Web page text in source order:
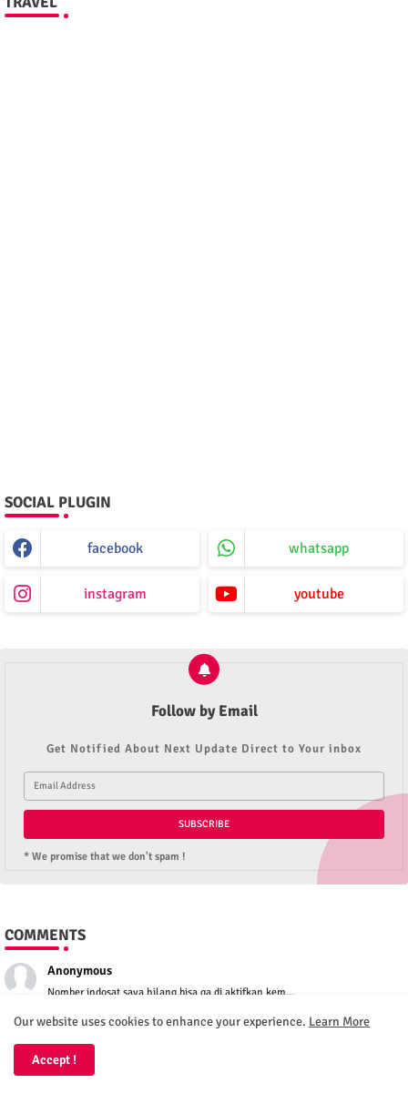
SOCIAL PLUGIN
facebook whatsapp
instagram youtube
Follow by Email
Get Notified About Next Update Direct to Your inbox
* We promise that we don't spam !
COMMENTS
Anonymous
Nomber indosat saya hilang bisa ga di aktifkan kem...
Sukabumi selatan di jampangkulon-surade harusnya a...
Our website uses cookies to enhance your experience. Learn More
Accept !